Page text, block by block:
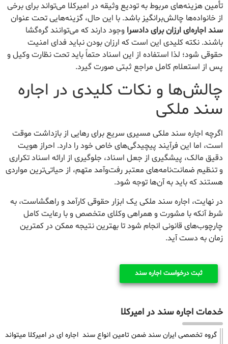
تأمین هزینه‌های مربوط به تودیع وثیقه در امیرکلا می‌تواند برای برخی
از خانواده‌ها چالش‌برانگیز باشد. با این حال، گزینه‌هایی تحت عنوان
سند اجاره‌ای ارزان برای دادسرا وجود دارند که می‌توانند گره‌گشا
باشند. نکته کلیدی این است که ارزان بودن نباید فدای امنیت
حقوقی شود؛ لذا استفاده از این اسناد حتماً باید تحت نظارت وکیل و
پس از استعلام کامل مراجع ثبتی صورت گیرد.
چالش‌ها و نکات کلیدی در اجاره
سند ملکی
اگرچه اجاره سند ملکی مسیری سریع برای رهایی از بازداشت موقت
است، اما این فرآیند پیچیدگی‌های خاص خود را دارد. احراز هویت
دقیق مالک، پیشگیری از جعل اسناد، جلوگیری از ارائه اسناد تکراری
و تنظیم ضمانت‌نامه‌های معتبر رفت‌وآمد متهم، از حیاتی‌ترین مواردی
هستند که باید به آن‌ها توجه شود.
در نهایت، اجاره سند ملکی یک ابزار حقوقی کارآمد و راهگشاست، به
شرط آنکه با مشورت و همراهی وکلای متخصص و با رعایت کامل
چارچوب‌های قانونی انجام شود تا بهترین نتیجه ممکن در کمترین
زمان به دست آید.
ثبت درخواست اجاره سند
خدمات اجاره سند در امیرکلا
گروه تخصصی ایران سند ضمن تامین انواع سند اجاره ای در امیرکلا میتواند